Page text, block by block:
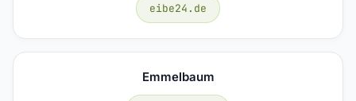
eibe24.de
Emmelbaum